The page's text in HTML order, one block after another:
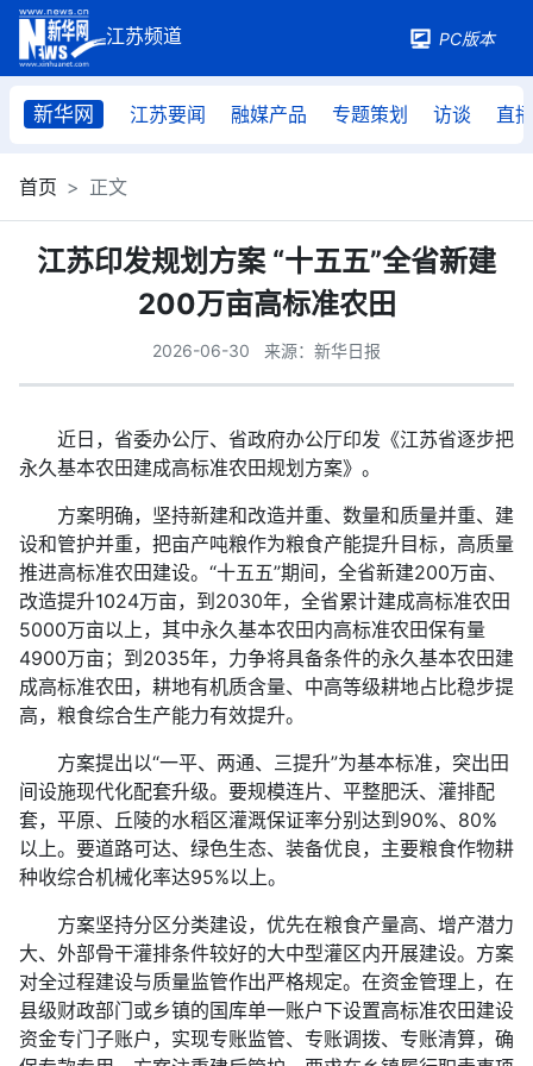
PC版本
新华网 江苏要闻 融媒产品 专题策划 访谈 直播
首页 正文
江苏印发规划方案 “十五五”全省新建
200万亩高标准农田
2026-06-30 来源：新华日报
近日，省委办公厅、省政府办公厅印发《江苏省逐步把
永久基本农田建成高标准农田规划方案》。
方案明确，坚持新建和改造并重、数量和质量并重、建
设和管护并重，把亩产吨粮作为粮食产能提升目标，高质量
推进高标准农田建设。“十五五”期间，全省新建200万亩、
改造提升1024万亩，到2030年，全省累计建成高标准农田
5000万亩以上，其中永久基本农田内高标准农田保有量
4900万亩；到2035年，力争将具备条件的永久基本农田建
成高标准农田，耕地有机质含量、中高等级耕地占比稳步提
高，粮食综合生产能力有效提升。
方案提出以“一平、两通、三提升”为基本标准，突出田
间设施现代化配套升级。要规模连片、平整肥沃、灌排配
套，平原、丘陵的水稻区灌溉保证率分别达到90%、80%
以上。要道路可达、绿色生态、装备优良，主要粮食作物耕
种收综合机械化率达95%以上。
方案坚持分区分类建设，优先在粮食产量高、增产潜力
大、外部骨干灌排条件较好的大中型灌区内开展建设。方案
对全过程建设与质量监管作出严格规定。在资金管理上，在
县级财政部门或乡镇的国库单一账户下设置高标准农田建设
资金专门子账户，实现专账监管、专账调拨、专账清算，确